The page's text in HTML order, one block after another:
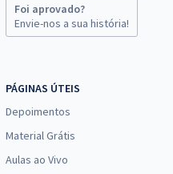
Foi aprovado?
Envie-nos a sua história!
PÁGINAS ÚTEIS
Depoimentos
Material Grátis
Aulas ao Vivo